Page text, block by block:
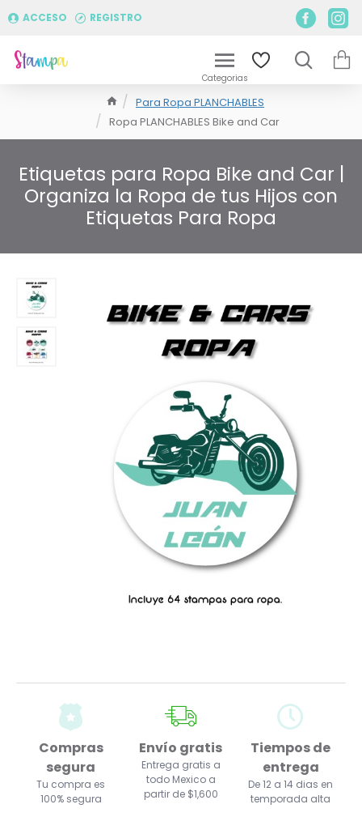
ACCESO REGISTRO
Para Ropa PLANCHABLES
Ropa PLANCHABLES Bike and Car
Etiquetas para Ropa Bike and Car |
Organiza la Ropa de tus Hijos con
Etiquetas Para Ropa
Compras
segura
Tu compra es
100% segura
Envío gratis
Entrega gratis a
todo Mexico a
partir de $1,600
Tiempos de
entrega
De 12 a 14 dias en
temporada alta